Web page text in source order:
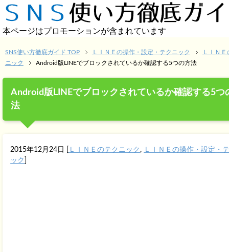
本ページはプロモーションが含まれています
SNS使い方徹底ガイド TOP ＬＩＮＥの操作・設定・テクニック
ＬＩＮＥ
ニック
Android版LINEでブロックされているか確認する5つの方法
Android版LINEでブロックされているか確認する5つ
法
2015年12月24日 ＬＩＮＥのテクニック , ＬＩＮＥの操作・設定・
ック